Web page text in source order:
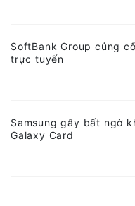
SoftBank Group củng
trực tuyến
Samsung gây bất ngờ
Galaxy Card